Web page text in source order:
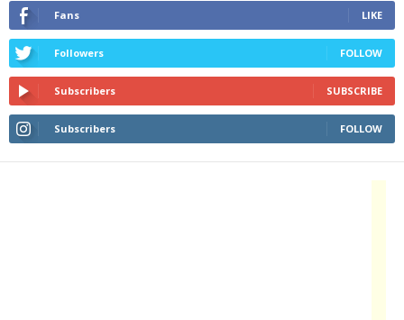
Fans LIKE
Followers FOLLOW
Subscribers SUBSCRIBE
Subscribers FOLLOW